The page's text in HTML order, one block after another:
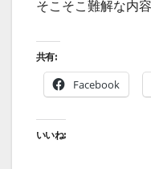
そこそこ難解な内
共有:
Facebook
いいね: